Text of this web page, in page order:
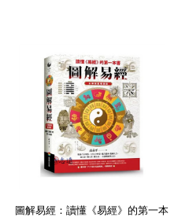
圖解易經：讀懂《易經》的第一本